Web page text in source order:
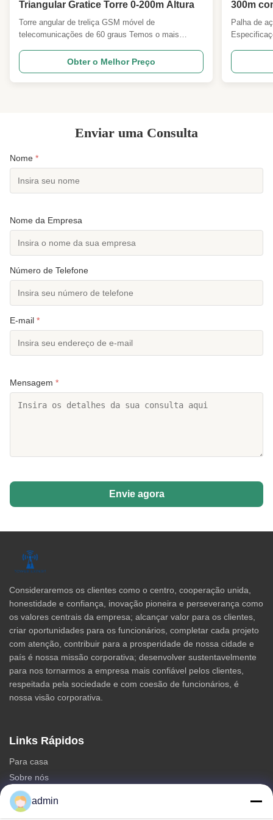
Triangular Gratice Torre 0-200m Altura
Torre angular de treliça GSM móvel de
telecomunicações de 60 graus Temos o mais
angulares de 60 graus usadas em projetos de torres
americanas em Uganda e outros países. Ao usar o
controle do grau, também limitamos a inclinação
Obter o Melhor Preço
300m
Palha de
conforme
Enviar uma Consulta
Nome *
Nome da Empresa
Número de Telefone
E-mail *
Mensagem *
Envie agora
Consideraremos os clientes como o centro, cooperação unida,
honestidade e confiança, inovação pioneira e perseverança como
os valores centrais da empresa; alcançar valor para os clientes,
criar oportunidades para os funcionários, completar cada projeto
com atenção, contribuir para a prosperidade de nossa cidade e
país é nossa missão corporativa; desenvolver sustentavelmente
para nos tornarmos a empresa mais confiável pelos clientes,
respeitada pela sociedade e com coesão de funcionários, é
nossa visão corporativa.
Links Rápidos
Para casa
Sobre nós
produtos
Contacte-nos
admin